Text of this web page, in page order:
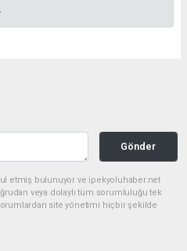
Gönder
etmiş bulunuyor ve ipekyoluhaber.net
veya dolaylı tüm sorumluluğu tek
site yönetimi hiçbir şekilde